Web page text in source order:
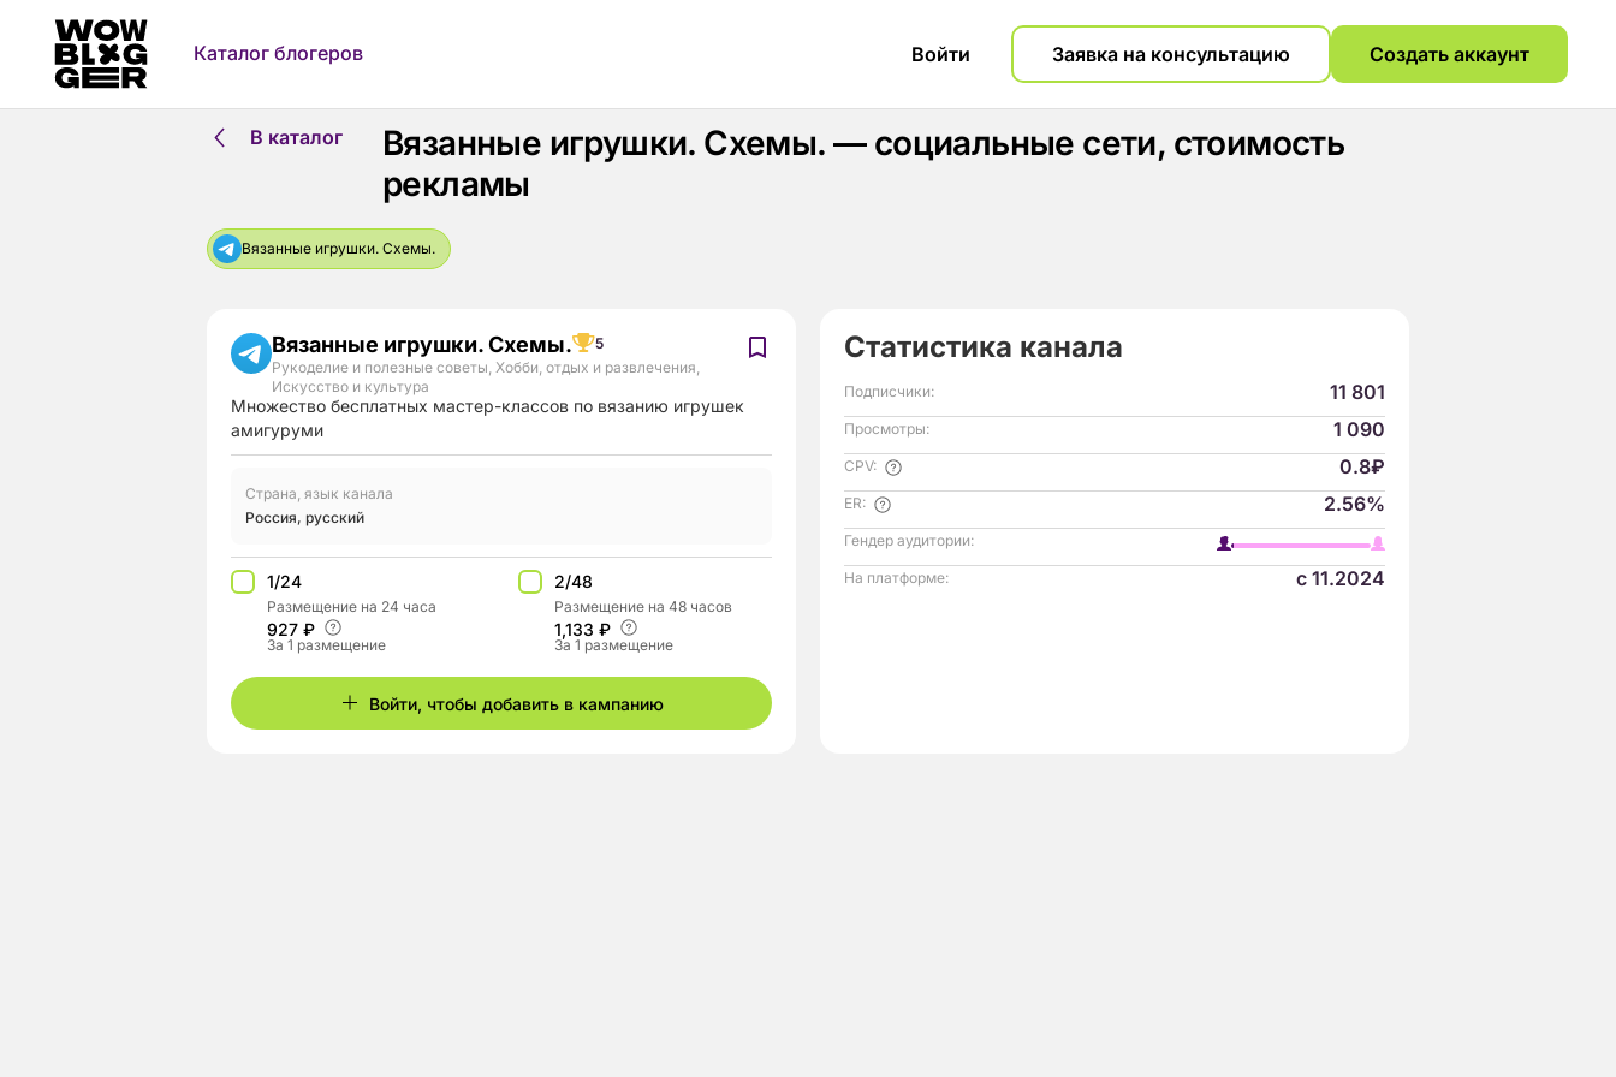
Каталог блогеров Войти Заявка на консультацию Создать аккаунт
В каталог
Вязанные игрушки. Схемы. — социальные сети, стоимость
рекламы
Вязанные игрушки. Схемы.
Вязанные игрушки. Схемы.
5
Рукоделие и полезные советы, Хобби, отдых и развлечения,
Искусство и культура
Множество бесплатных мастер-классов по вязанию игрушек
амигуруми
Страна, язык канала
Россия, русский
1/24
Размещение на 24 часа
927 ₽
За 1 размещение
2/48
Размещение на 48 часов
1,133 ₽
За 1 размещение
Войти, чтобы добавить в кампанию
Статистика канала
Подписчики: 11 801
Просмотры: 1 090
CPV: 0.8₽
ER: 2.56%
Гендер аудитории:
На платформе: с 11.2024